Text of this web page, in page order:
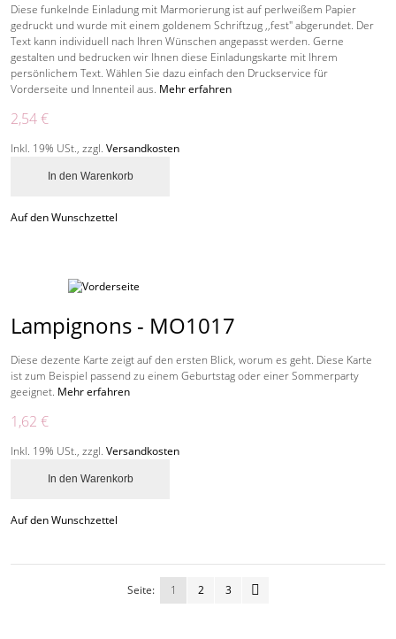
Diese funkelnde Einladung mit Marmorierung ist auf perlweißem Papier
gedruckt und wurde mit einem goldenem Schriftzug ,,fest" abgerundet. Der
Text kann individuell nach Ihren Wünschen angepasst werden. Gerne
gestalten und bedrucken wir Ihnen diese Einladungskarte mit Ihrem
persönlichem Text. Wählen Sie dazu einfach den Druckservice für
Vorderseite und Innenteil aus. Mehr erfahren
2,54 €
Inkl. 19% USt., zzgl. Versandkosten
In den Warenkorb
Auf den Wunschzettel
Lampignons - MO1017
Diese dezente Karte zeigt auf den ersten Blick, worum es geht. Diese Karte
ist zum Beispiel passend zu einem Geburtstag oder einer Sommerparty
geeignet. Mehr erfahren
1,62 €
Inkl. 19% USt., zzgl. Versandkosten
In den Warenkorb
Auf den Wunschzettel
Seite: 1 2 3